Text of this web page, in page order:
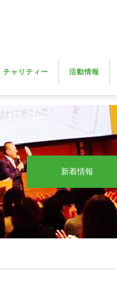
チャリティー 活動情報
新着情報